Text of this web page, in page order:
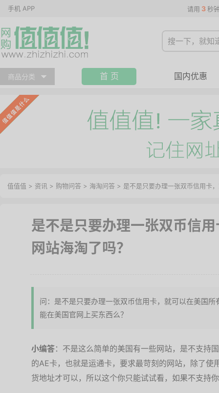
手机 APP 请用 3 秒
商品分类 首 页 国内优惠
值值值 > 资讯 > 购物问答 > 海淘问答 > 是不是只要办理一张双币信用卡
是不是只要办理一张双币信
网站海淘了吗？
问：是不是只要办理一张双币信用卡，就可以在美国
能在美国官网上买东西么？
小编答：不是这么简单的美国有一些网站，是不支持
的AE卡，也就是运通卡，要求最苛刻的网站，除了使
货地址才可以，所以这个你只能试试看，如果不支持